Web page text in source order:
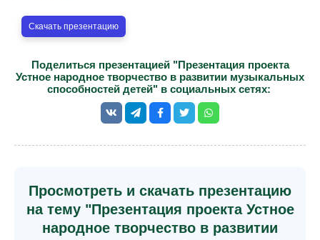
Скачать презентацию
Поделиться презентацией "Презентация проекта
Устное народное творчество в развитии музыкальных
способностей детей" в социальных сетях:
Просмотреть и скачать презентацию
на тему "Презентация проекта Устное
народное творчество в развитии